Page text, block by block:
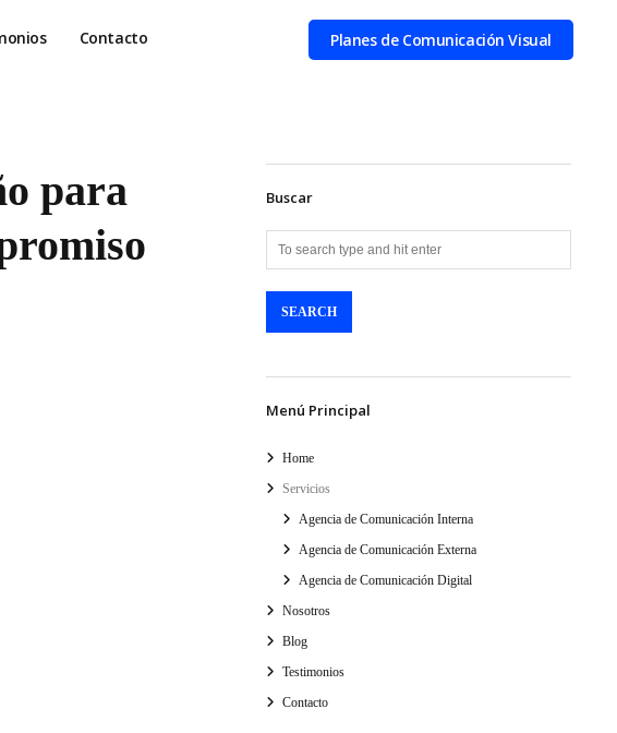
Contacto Planes de Comunicación Visual
para
Buscar
Menú Principal
Home
Servicios
Agencia de Comunicación Interna
Agencia de Comunicación Externa
Agencia de Comunicación Digital
Nosotros
Blog
Testimonios
Contacto